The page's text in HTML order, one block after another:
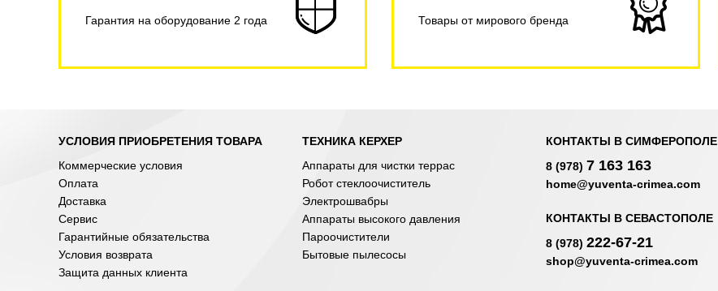
Гарантия на оборудование 2 года Товары от мирового бренда
УСЛОВИЯ ПРИОБРЕТЕНИЯ ТОВАРА
Коммерческие условия
Оплата
Доставка
Сервис
Гарантийные обязательства
Условия возврата
Защита данных клиента
ТЕХНИКА КЕРХЕР
Аппараты для чистки террас
Робот стеклоочиститель
Электрошвабры
Аппараты высокого давления
Пароочистители
Бытовые пылесосы
КОНТАКТЫ В СИМФЕРОПОЛЕ
8 (978) 7 163 163
home@yuventa-crimea.com
КОНТАКТЫ В СЕВАСТОПОЛЕ
8 (978) 222-67-21
shop@yuventa-crimea.com